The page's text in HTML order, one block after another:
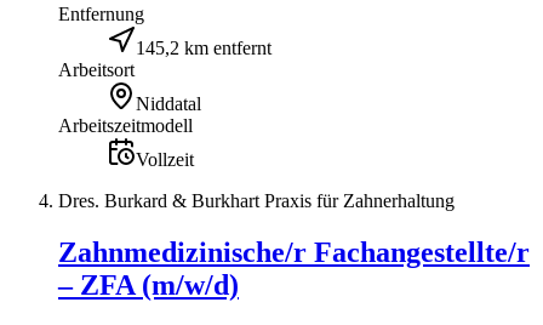
Entfernung
145,2 km entfernt
Arbeitsort
Niddatal
Arbeitszeitmodell
Vollzeit
Dres. Burkard & Burkhart Praxis für Zahnerhaltung
Zahnmedizinische/r Fachangestellte/r
– ZFA (m/w/d)